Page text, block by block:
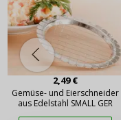
2,49 €
Gemüse- und Eierschneider
aus Edelstahl SMALL GER
ANMELDEN